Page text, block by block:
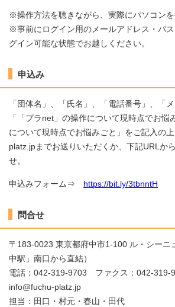
※操作方法を聴きながら、実際にパソコンを
※事前にログイン用のメールアドレス・パ
グイン可能な状態でお越しください。
申込み
「団体名」、「氏名」、「電話番号」、「
「「プラnet」の操作について現時点でお悩
について現時点でお悩みごと」をご記入の
platz.jpまでお送りいただくか、下記URLか
せ。
申込みフォーム⇒ https://bit.ly/3tbnntH
問合せ
〒183-0023 東京都府中市1-100 ル・シーニ
中駅」南口から直結）
電話：042-319-9703 ファクス：042-319-
info@fuchu-platz.jp
担当：田口・村元・春山・田代